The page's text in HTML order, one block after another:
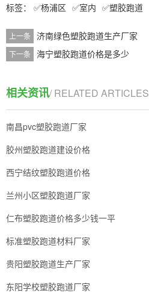
杨浦区 室内 塑胶跑道
上一条 济南绿色塑胶跑道生产厂家
下一条 海宁塑胶跑道价格是多少
相关资讯/ RELATED ARTICLES
南昌pvc塑胶跑道厂家
胶州塑胶跑道建设价格
西宁结纹塑胶跑道价格
兰州小区塑胶跑道厂家
仁布塑胶跑道价格多少钱一平
标准塑胶跑道材料厂家
贵阳塑胶跑道生产厂家
东阳学校塑胶跑道厂家